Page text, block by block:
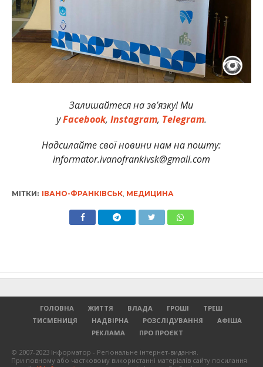
Залишайтеся на зв’язку! Ми
уFacebook, Instagram, Telegram.
Надсилайте свої новини нам на пошту:
informator.ivanofrankivsk@gmail.com
МІТКИ: ІВАНО-ФРАНКІВСЬК, МЕДИЦИНА
ГОЛОВНА ЖИТТЯ ВЛАДА ГРОШІ
ТРЕШ
ТИСМЕНИЦЯ
НАДВІРНА РОЗСЛІДУВАННЯ
АФІША
РЕКЛАМА
ПРО ПРОЄКТ
© 2007-2023 Інформатор - Регіональне інтернет-видання.
При повному або частковому використанні матеріалів сайту посилання